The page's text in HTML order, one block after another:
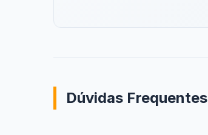
Dúvidas Frequentes